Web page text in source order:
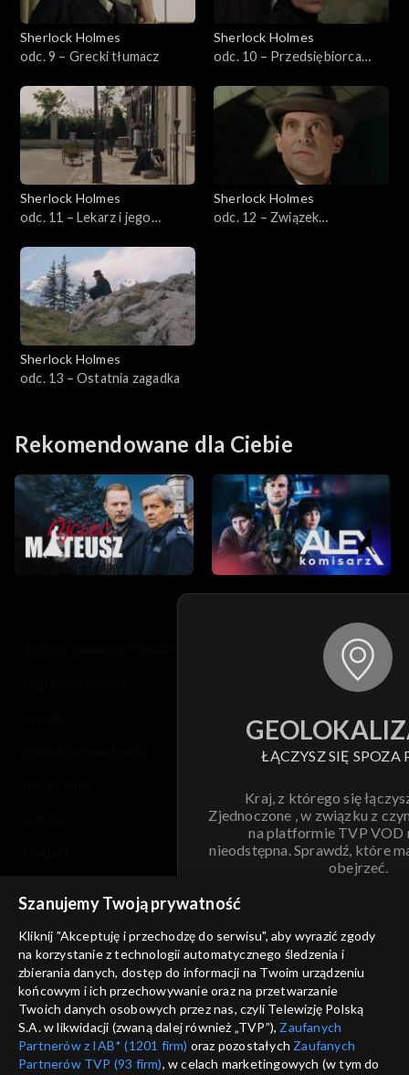
Sherlock Holmes
odc. 9 – Grecki tłumacz
Sherlock Holmes
odc. 10 – Przedsiębiorca
Sherlock Holmes
odc. 11 – Lekarz i jego
Sherlock Holmes
odc. 12 – Związek
Sherlock Holmes
odc. 13 – Ostatnia zagadka
Rekomendowane dla Ciebie
ŁĄCZYSZ SIĘ SPOZA
Kraj, z którego się
Zjednoczone , w związku z
na platformie TVP VOD
nieodstępna. Sprawdź, które
obejrzeć.
ANULUJ
informacje o dostawcy usług
Szanujemy Twoją prywatność
Kliknij "Akceptuję i przechodzę do serwisu", aby wyrazić zgody
na korzystanie z technologii automatycznego śledzenia i
zbierania danych, dostęp do informacji na Twoim urządzeniu
końcowym i ich przechowywanie oraz na przetwarzanie
Twoich danych osobowych przez nas, czyli Telewizję Polską
S.A. w likwidacji (zwaną dalej również „TVP”), Zaufanych
Partnerów z IAB* (1201 firm) oraz pozostałych Zaufanych
Partnerów TVP (93 firm), w celach marketingowych (w tym do